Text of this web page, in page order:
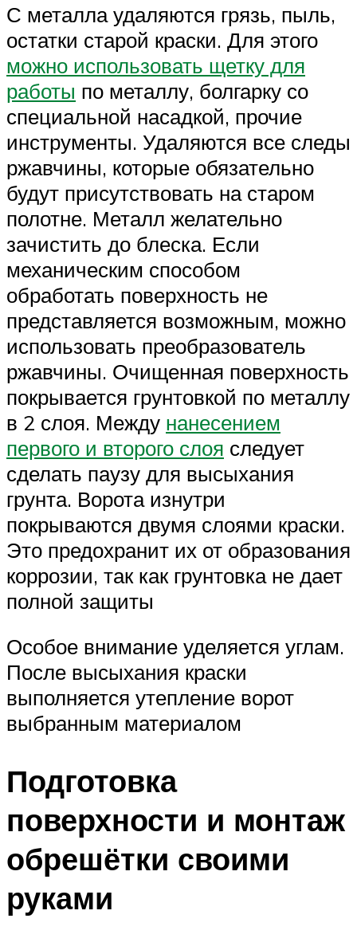
С металла удаляются грязь, пыль,
остатки старой краски. Для этого
можно использовать щетку для
работы по металлу, болгарку со
специальной насадкой, прочие
инструменты. Удаляются все следы
ржавчины, которые обязательно
будут присутствовать на старом
полотне. Металл желательно
зачистить до блеска. Если
механическим способом
обработать поверхность не
представляется возможным, можно
использовать преобразователь
ржавчины. Очищенная поверхность
покрывается грунтовкой по металлу
в 2 слоя. Между нанесением
первого и второго слоя следует
сделать паузу для высыхания
грунта. Ворота изнутри
покрываются двумя слоями краски.
Это предохранит их от образования
коррозии, так как грунтовка не дает
полной защиты
Особое внимание уделяется углам.
После высыхания краски
выполняется утепление ворот
выбранным материалом
Подготовка
поверхности и монтаж
обрешётки своими
руками